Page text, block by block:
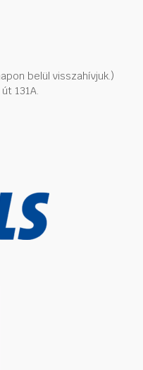
belül visszahívjuk.)
131A.